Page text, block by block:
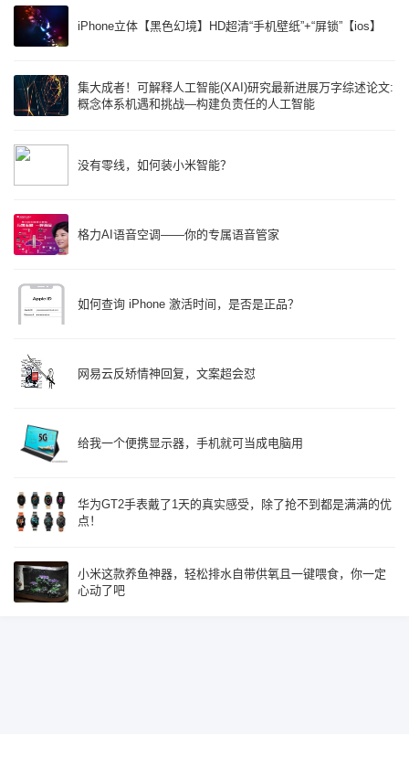
iPhone立体【黑色幻境】HD超清“手机壁纸”+“屏锁”【ios】
集大成者！可解释人工智能(XAI)研究最新进展万字综述论文:
概念体系机遇和挑战—构建负责任的人工智能
没有零线，如何装小米智能？
格力AI语音空调——你的专属语音管家
如何查询 iPhone 激活时间，是否是正品？
网易云反矫情神回复，文案超会怼
给我一个便携显示器，手机就可当成电脑用
华为GT2手表戴了1天的真实感受，除了抢不到都是满满的优
点！
小米这款养鱼神器，轻松排水自带供氧且一键喂食，你一定
心动了吧